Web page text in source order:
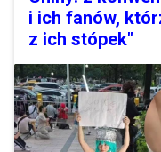
i ich fanów,
z ich stópek"